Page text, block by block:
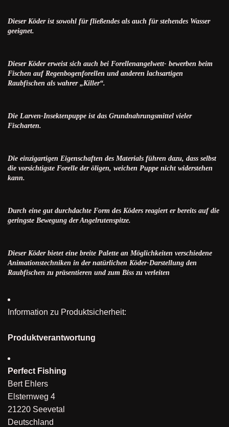
Dieser Köder ist sowohl für fließendes als auch für stehendes Wasser
geeignet.
Dieser Köder erweist sich auch bei Forellenangelwett- bewerben beim
Fischen auf Regenbogenforellen und anderen lachsartigen
Raubfischen als wahrer „Killer“.
Die Larven-Insektenpuppe ist das Grundnahrungsmittel vieler
Fischarten.
Die einzigartigen Eigenschaften des Materials führen dazu, dass selbst
die vorsichtigste Forelle der öligen, weichen Puppe nicht widerstehen
kann.
Durch eine gut durchdachte Form des Köders reagiert er bereits auf die
geringste Bewegung der Angelrutenspitze.
Dieser Köder bietet eine breite Palette an Möglichkeiten verschiedene
Animationstechniken in der natürlichen Köder-Darstellung den
Raubfischen zu präsentieren und zum Biss zu verleiten
Information zu Produktsicherheit:
Produktverantwortung
Perfect Fishing
Bert Ehlers
Elsternweg 4
21220 Seevetal
Deutschland